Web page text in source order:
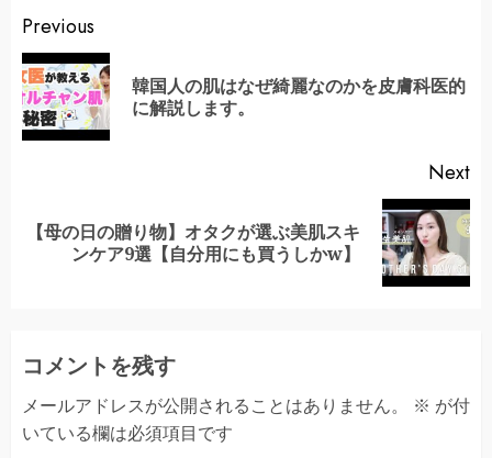
Continue
Reading
Previous
韓国人の肌はなぜ綺麗なのかを皮膚科医的
に解説します。
Next
Next
【母の日の贈り物】オタクが選ぶ美肌スキ
ンケア9選【自分用にも買うしかw】
コメントを残す
メールアドレスが公開されることはありません。 ※ が付
いている欄は必須項目です